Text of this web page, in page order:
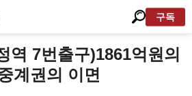
구독
역 7번출구)1861억원의
계권의 이면